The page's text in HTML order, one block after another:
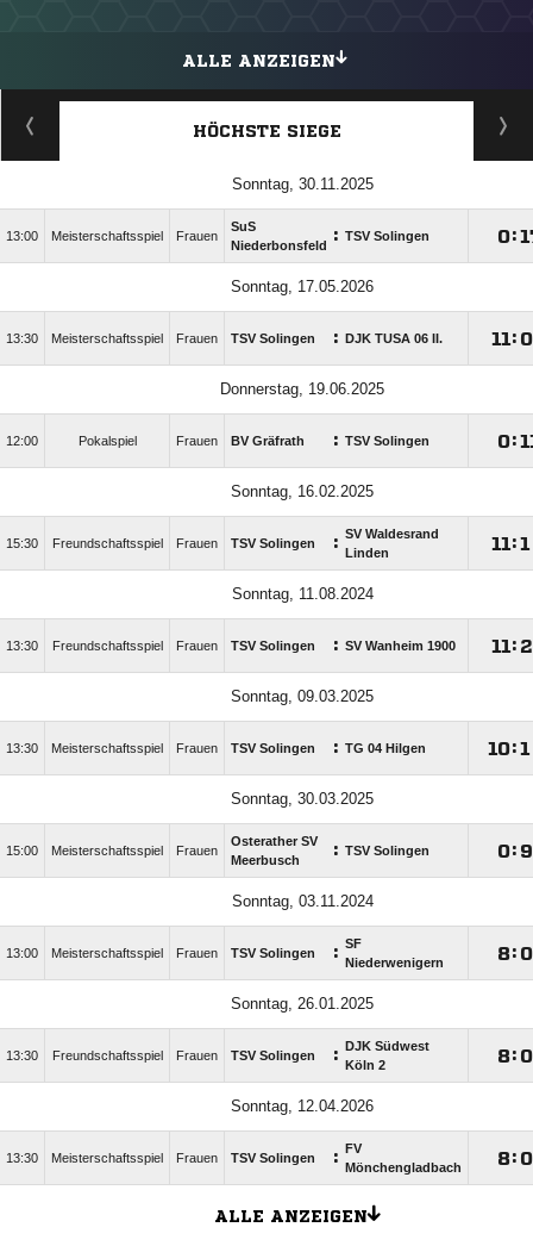
ALLE ANZEIGEN
HÖCHSTE SIEGE
Sonntag, 30.11.2025
13:00 Meisterschaftsspiel Frauen
SuS
Niederbonsfeld
: TSV Solingen :
Sonntag, 17.05.2026
13:30 Meisterschaftsspiel Frauen TSV Solingen : DJK TUSA 06 II. : 
Donnerstag, 19.06.2025
12:00 Pokalspiel Frauen BV Gräfrath : TSV Solingen :
Sonntag, 16.02.2025
15:30 Freundschaftsspiel Frauen TSV Solingen : SV Waldesrand
Linden
:
Sonntag, 11.08.2024
13:30 Freundschaftsspiel Frauen TSV Solingen : SV Wanheim 1900 : 
Sonntag, 09.03.2025
13:30 Meisterschaftsspiel Frauen TSV Solingen : TG 04 Hilgen :
Sonntag, 30.03.2025
15:00 Meisterschaftsspiel Frauen
Osterather SV
Meerbusch
: TSV Solingen : 
Sonntag, 03.11.2024
13:00 Meisterschaftsspiel Frauen TSV Solingen : SF
Niederwenigern
: 
Sonntag, 26.01.2025
13:30 Freundschaftsspiel Frauen TSV Solingen :
DJK Südwest
Köln 2
: 
Sonntag, 12.04.2026
13:30 Meisterschaftsspiel Frauen TSV Solingen :
FV
Mönchengladbach
: 
ALLE ANZEIGEN